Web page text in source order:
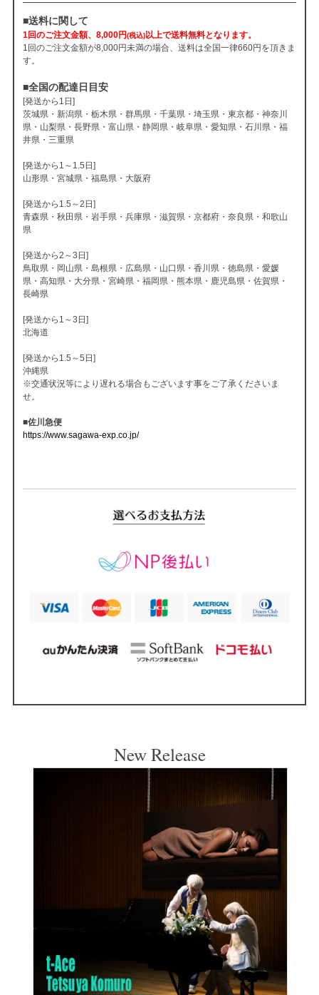
■送料に関して
1回のご注文金額、8,000円(税込)以上で送料無料となります。
1回のご注文金額が8,000円未満の場合、送料は全国一律660円を頂きま
す。
■全国の配達日目安
[発送から1日]
茨城県・新潟県・栃木県・群馬県・千葉県・埼玉県・東京都・神奈川
県・山梨県・長野県・富山県・静岡県・岐阜県・愛知県・石川県・福
井県・三重県
[発送から1～1.5日]
山形県・宮城県・福島県・大阪府
[発送から1.5～2日]
青森県・秋田県・岩手県・兵庫県・滋賀県・京都府・奈良県・和歌山
県
[発送から2～3日]
鳥取県・岡山県・島根県・広島県・山口県・香川県・徳島県・愛媛
県・高知県・大分県・宮崎県・福岡県・熊本県・鹿児島県・佐賀県・
長崎県
[発送から1～3日]
北海道
[発送から1.5～5日]
沖縄県
※交通状況等により遅れる場合もございます事をご了承くださいま
せ。
■佐川急便
https://www.sagawa-exp.co.jp/
New Release